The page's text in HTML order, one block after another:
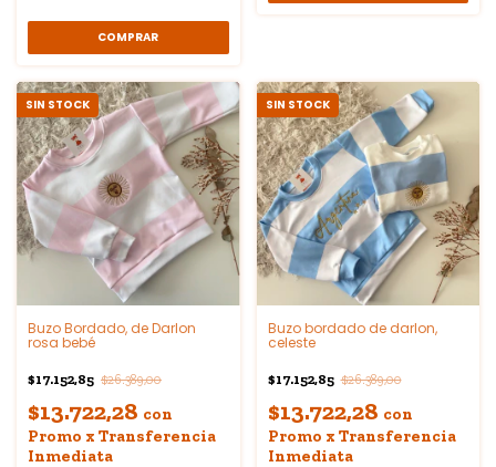
COMPRAR
SIN STOCK
Buzo Bordado, de Darlon
rosa bebé
$17.152,85 $26.389,00
$13.722,28 con
Promo x Transferencia
Inmediata
SIN STOCK
Buzo bordado de darlon,
celeste
$17.152,85 $26.389,00
$13.722,28 con
Promo x Transferencia
Inmediata